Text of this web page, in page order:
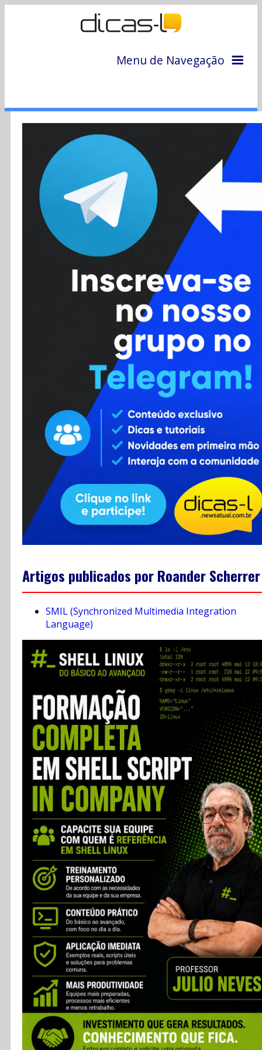
Menu de Navegação
Colunas
Colaboradores
Cursos
Enviar Dica
Contato
RSS
Artigos publicados por Roander Scherrer
SMIL (Synchronized Multimedia Integration
Language)